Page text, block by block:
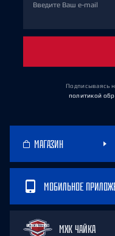
Введите Ваш e-mail
Подписываясь
политикой
МАГАЗИН
МОБИЛЬНОЕ
МХК ЧАЙКА